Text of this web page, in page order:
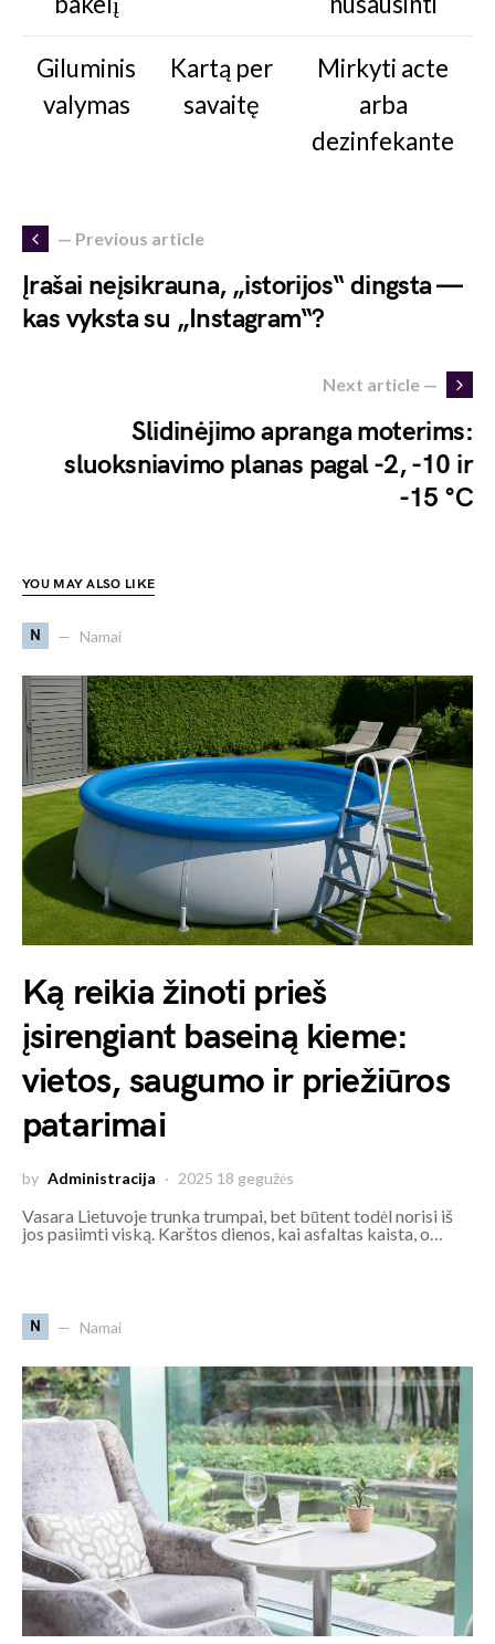
Giluminis
valymas
Kartą per
savaitę
Mirkyti acte
arba
dezinfekante
— Previous article
Įrašai neįsikrauna, „istorijos“ dingsta —
kas vyksta su „Instagram“?
Next article —
Slidinėjimo apranga moterims:
sluoksniavimo planas pagal -2, -10 ir
-15 °C
YOU MAY ALSO LIKE
N Namai
Ką reikia žinoti prieš
įsirengiant baseiną kieme:
vietos, saugumo ir priežiūros
patarimai
by Administracija 2025 18 gegužės
Vasara Lietuvoje trunka trumpai, bet būtent todėl norisi iš
jos pasiimti viską. Karštos dienos, kai asfaltas kaista, o…
N Namai